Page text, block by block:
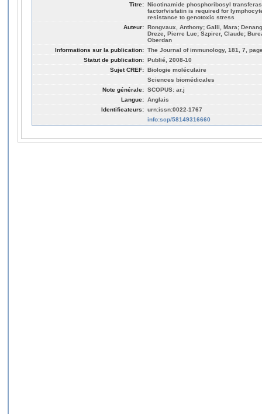
Titre: Nicotinamide phosphoribosyl
factor/visfatin is required for
resistance to genotoxic stress
Auteur: Rongvaux, Anthony; Galli, Mara;
Dreze, Pierre Luc; Szpirer, Claude;
Oberdan
Informations sur la publication: The Journal of immunology, 181, 7,
Statut de publication: Publié, 2008-10
Sujet CREF: Biologie moléculaire
Sciences biomédicales
Note générale: SCOPUS: ar.j
Langue: Anglais
Identificateurs: urn:issn:0022-1767
info:scp/58149316660